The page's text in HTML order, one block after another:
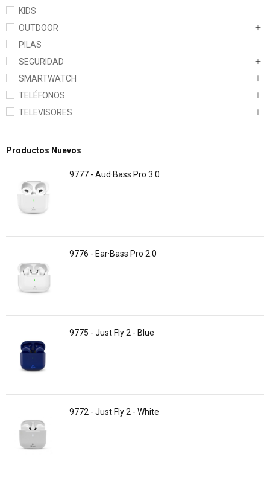
KIDS
OUTDOOR
PILAS
SEGURIDAD
SMARTWATCH
TELÉFONOS
TELEVISORES
Productos Nuevos
9777 - Aud·Bass Pro 3.0
9776 - Ear·Bass Pro 2.0
9775 - Just Fly 2 - Blue
9772 - Just Fly 2 - White